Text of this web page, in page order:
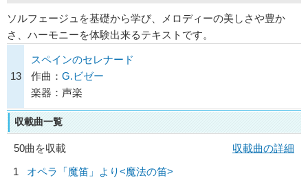
ソルフェージュを基礎から学び、メロディーの美しさや豊か
さ、ハーモニーを体験出来るテキストです。
13
スペインのセレナード
作曲： G.ビゼー
楽器：声楽
収載曲一覧
50曲を収載
収載曲の詳細
1
オペラ「魔笛」より<魔法の笛>